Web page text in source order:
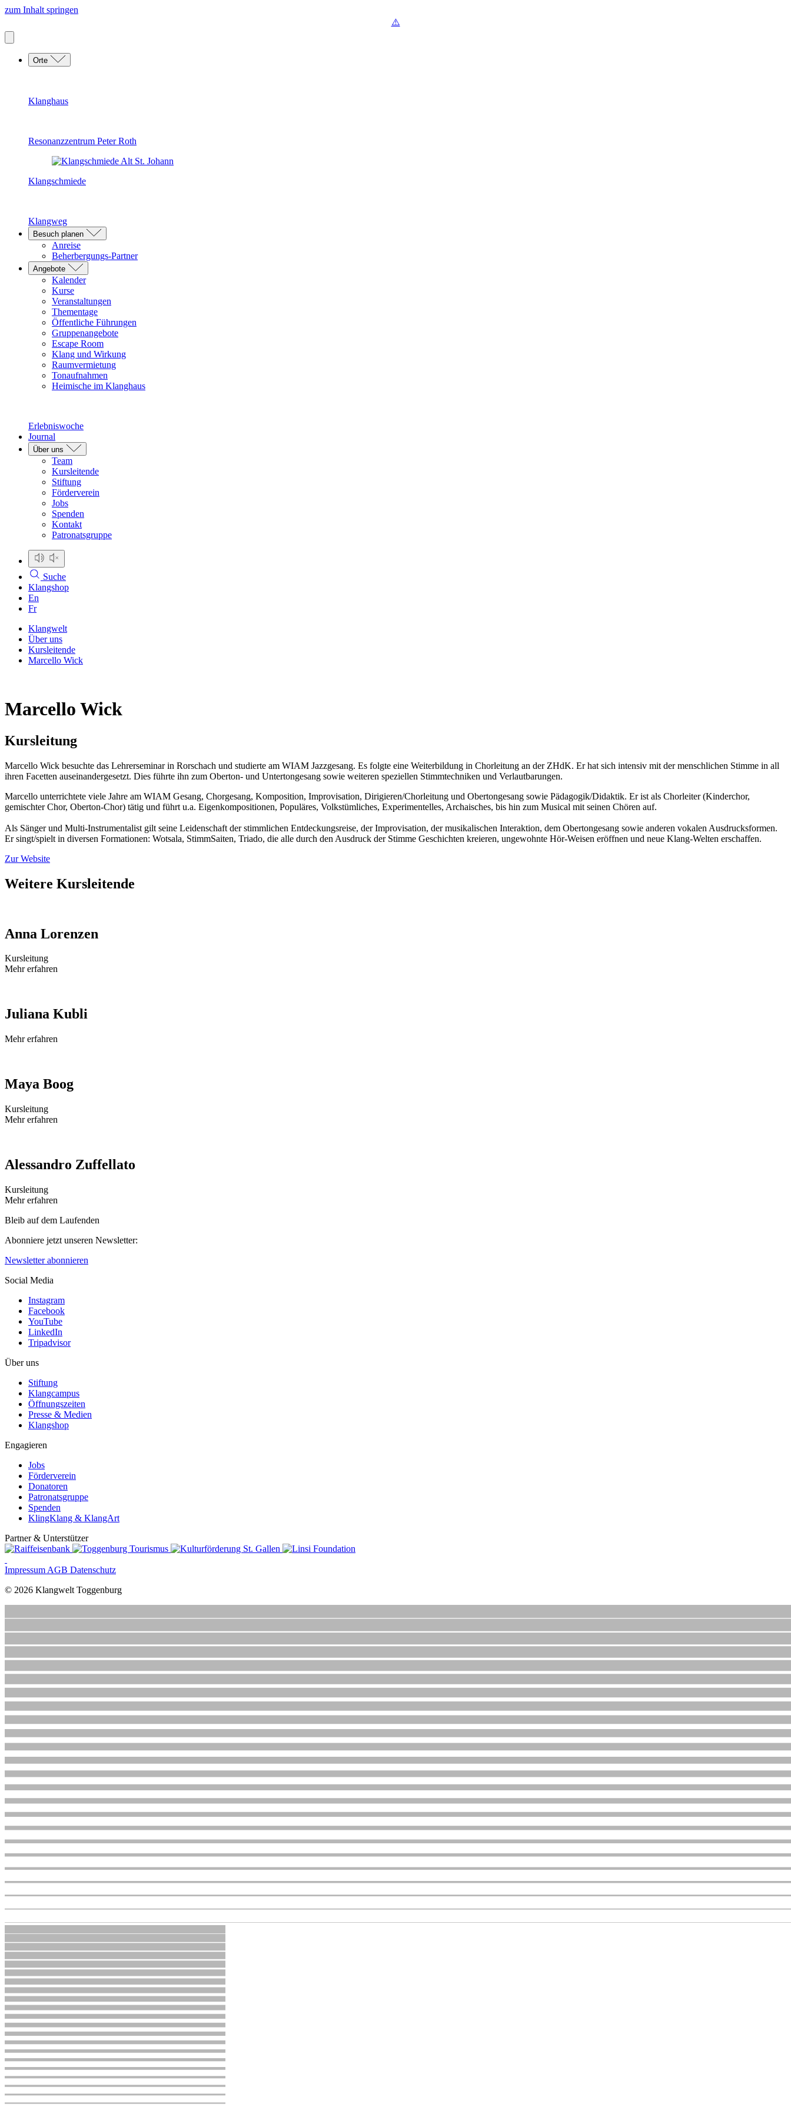
zum Inhalt springen
Orte
Klanghaus
Resonanzzentrum Peter Roth
Klangschmiede
Klangweg
Besuch planen
Anreise
Beherbergungs-Partner
Angebote
Kalender
Kurse
Veranstaltungen
Thementage
Öffentliche Führungen
Gruppenangebote
Escape Room
Klang und Wirkung
Raumvermietung
Tonaufnahmen
Heimische im Klanghaus
Erlebniswoche
Journal
Über uns
Team
Kursleitende
Stiftung
Förderverein
Jobs
Spenden
Kontakt
Patronatsgruppe
Suche
Klangshop
En
Fr
Klangwelt
Über uns
Kursleitende
Marcello Wick
Marcello Wick
Kursleitung
Marcello Wick besuchte das Lehrerseminar in Rorschach und studierte am WIAM Jazzgesang. Es folgte eine Weiterbildung in Chorleitung an der ZHdK. Er hat sich intensiv mit der menschlichen Stimme in all
ihren Facetten auseinandergesetzt. Dies führte ihn zum Oberton- und Untertongesang sowie weiteren speziellen Stimmtechniken und Verlautbarungen.
Marcello unterrichtete viele Jahre am WIAM Gesang, Chorgesang, Komposition, Improvisation, Dirigieren/Chorleitung und Obertongesang sowie Pädagogik/Didaktik. Er ist als Chorleiter (Kinderchor,
gemischter Chor, Oberton-Chor) tätig und führt u.a. Eigenkompositionen, Populäres, Volkstümliches, Experimentelles, Archaisches, bis hin zum Musical mit seinen Chören auf.
Als Sänger und Multi-Instrumentalist gilt seine Leidenschaft der stimmlichen Entdeckungsreise, der Improvisation, der musikalischen Interaktion, dem Obertongesang sowie anderen vokalen Ausdrucksformen.
Er singt/spielt in diversen Formationen: Wotsala, StimmSaiten, Triado, die alle durch den Ausdruck der Stimme Geschichten kreieren, ungewohnte Hör-Weisen eröffnen und neue Klang-Welten erschaffen.
Zur Website
Weitere Kursleitende
Anna Lorenzen
Kursleitung
Mehr erfahren
Juliana Kubli
Mehr erfahren
Maya Boog
Kursleitung
Mehr erfahren
Alessandro Zuffellato
Kursleitung
Mehr erfahren
Bleib auf dem Laufenden
Abonniere jetzt unseren Newsletter:
Newsletter abonnieren
Social Media
Instagram
Facebook
YouTube
LinkedIn
Tripadvisor
Über uns
Stiftung
Klangcampus
Öffnungszeiten
Presse & Medien
Klangshop
Engagieren
Jobs
Förderverein
Donatoren
Patronatsgruppe
Spenden
KlingKlang & KlangArt
Partner & Unterstützer
Impressum AGB Datenschutz
© 2026 Klangwelt Toggenburg